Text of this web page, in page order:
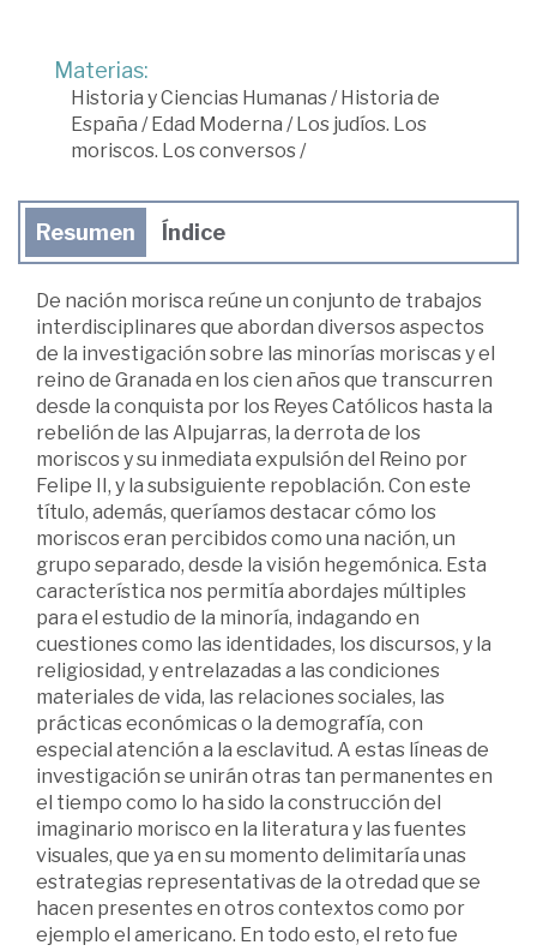
Materias:
Historia y Ciencias Humanas/ Historia de
España / Edad Moderna / Los judíos. Los
moriscos. Los conversos/
Resumen Índice
De nación morisca reúne un conjunto de trabajos
interdisciplinares que abordan diversos aspectos
de la investigación sobre las minorías moriscas y el
reino de Granada en los cien años que transcurren
desde la conquista por los Reyes Católicos hasta la
rebelión de las Alpujarras, la derrota de los
moriscos y su inmediata expulsión del Reino por
Felipe II, y la subsiguiente repoblación. Con este
título, además, queríamos destacar cómo los
moriscos eran percibidos como una nación, un
grupo separado, desde la visión hegemónica. Esta
característica nos permitía abordajes múltiples
para el estudio de la minoría, indagando en
cuestiones como las identidades, los discursos, y la
religiosidad, y entrelazadas a las condiciones
materiales de vida, las relaciones sociales, las
prácticas económicas o la demografía, con
especial atención a la esclavitud. A estas líneas de
investigación se unirán otras tan permanentes en
el tiempo como lo ha sido la construcción del
imaginario morisco en la literatura y las fuentes
visuales, que ya en su momento delimitaría unas
estrategias representativas de la otredad que se
hacen presentes en otros contextos como por
ejemplo el americano. En todo esto, el reto fue